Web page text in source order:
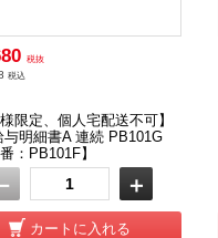
税抜
税込
様限定、個人宅配送不可】
与明細書A 連続 PB101G
：PB101F】
＋
カートに入れる